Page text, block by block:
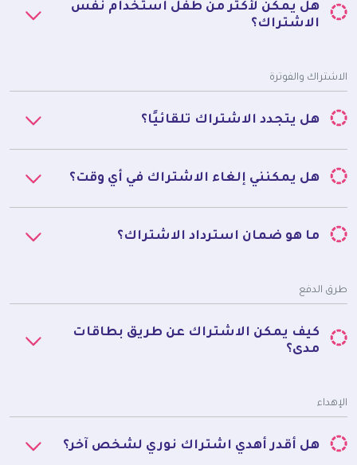
هل يمكن لأكثر من طفل استخدام نفس
الاشتراك؟
الاشتراك والفوترة
هل يتجدد الاشتراك تلقائيًا؟
هل يمكنني إلغاء الاشتراك في أي وقت؟
ما هو ضمان استرداد الاشتراك؟
طرق الدفع
كيف يمكن الاشتراك عن طريق بطاقات
مدى؟
الإهداء
هل أقدر أهدي اشتراك نوري لشخص آخر؟